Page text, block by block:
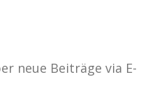
neue Beiträge via E-